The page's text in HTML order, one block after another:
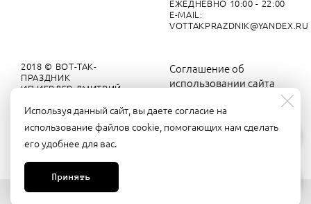
Используя данный сайт, вы даете согласие на
использование файлов cookie, помогающих нам сделать
его удобнее для вас.
Принять
Задайте вопрос в мессенджерах
ЕЖЕДНЕВНО 10:00 - 22:00
E-MAIL:
VOTTAKPRAZDNIK@YANDEX.RU
2018 © ВОТ-ТАК-
ПРАЗДНИК
ИП ИЕВЛЕВ ДМИТРИЙ
ИНН 110207389015
Соглашение об
использовании сайта
Согласие на обработку